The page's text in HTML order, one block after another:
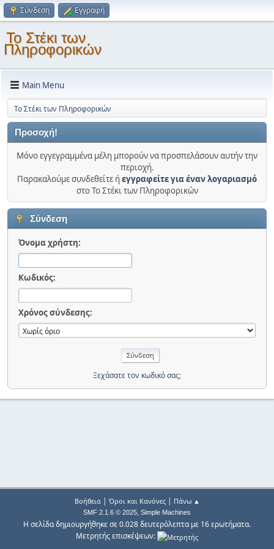
Σύνδεση Εγγραφή
Το Στέκι των
Πληροφορικών
Main Menu
Το Στέκι των Πληροφορικών
Προσοχή!
Μόνο εγγεγραμμένα μέλη μπορούν να προσπελάσουν αυτήν την
περιοχή.
Παρακαλούμε συνδεθείτε ήεγγραφείτε για έναν λογαριασμό
στο Το Στέκι των Πληροφορικών
Σύνδεση
Όνομα χρήστη:
Κωδικός:
Χρόνος σύνδεσης:
Ξεχάσατε τον κωδικό σας;
Βοήθεια| Όροι και Κανόνες| Πάνω ▲
SMF 2.1.6 © 2025, Simple Machines
Η σελίδα δημιουργήθηκε σε 0.028 δευτερόλεπτα με 16 ερωτήματα.
Μετρητής επισκέψεων: